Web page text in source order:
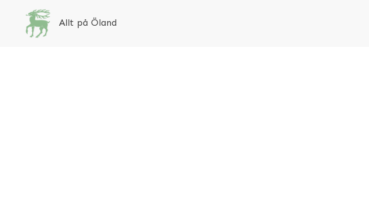
Allt på Öland